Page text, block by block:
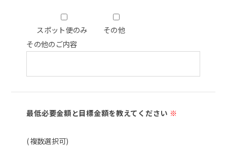
スポット便のみ
その他
その他のご内容
最低必要金額と目標金額を教えてください ※
(複数選択可)